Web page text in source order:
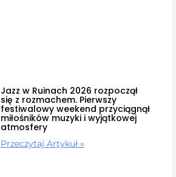
Jazz w Ruinach 2026 rozpoczął
się z rozmachem. Pierwszy
festiwalowy weekend przyciągnął
miłośników muzyki i wyjątkowej
atmosfery
Przeczytaj Artykuł »